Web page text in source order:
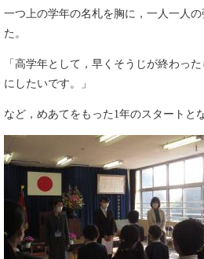
一つ上の学年の名札を胸に，一人一人
た。
「高学年として，早くそうじが終わっ
にしたいです。」
など，めあてをもった1年のスタートと